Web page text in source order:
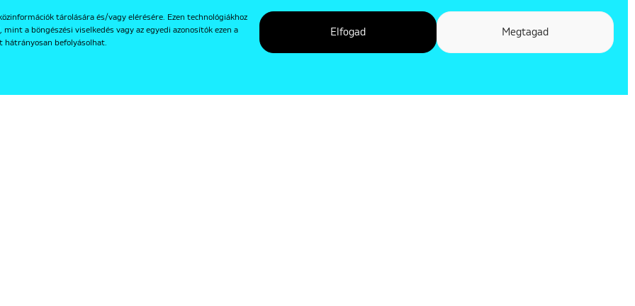
tárolására és/vagy elérésére. Ezen technológiákhoz
a böngészési viselkedés vagy az egyedi azonosítók ezen a
hátrányosan befolyásolhat.
Elfogad Megtagad